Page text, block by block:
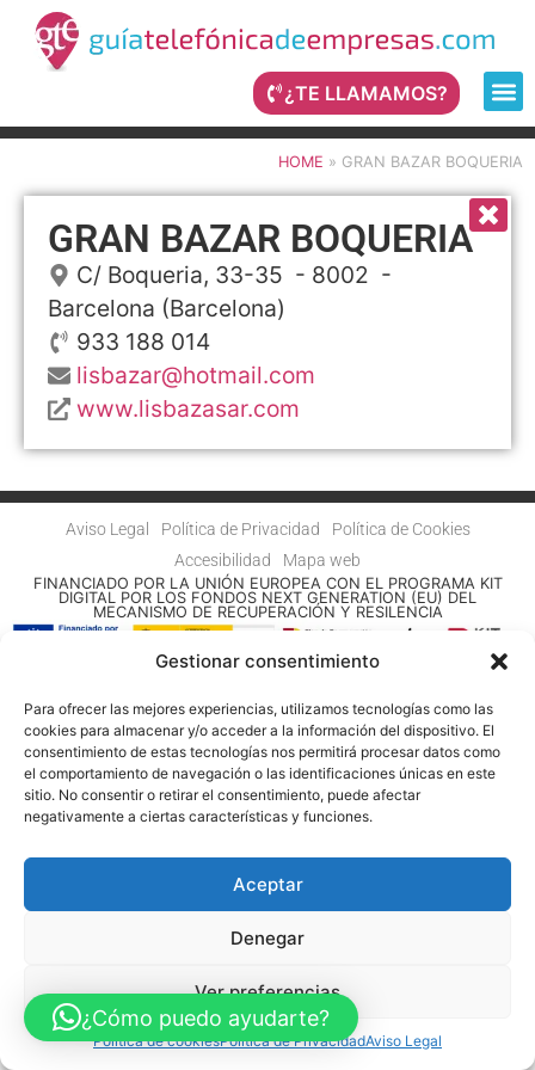
Gestionar consentimiento
Para ofrecer las mejores experiencias, utilizamos tecnologías como las
cookies para almacenar y/o acceder a la información del dispositivo. El
consentimiento de estas tecnologías nos permitirá procesar datos como
el comportamiento de navegación o las identificaciones únicas en este
sitio. No consentir o retirar el consentimiento, puede afectar
negativamente a ciertas características y funciones.
Aceptar
Denegar
Ver preferencias
Política de cookiesPolítica de PrivacidadAviso Legal
¿TE LLAMAMOS?
HOME » GRAN BAZAR BOQUERIA
GRAN BAZAR BOQUERIA
C/ Boqueria, 33-35 - 8002 -
Barcelona (Barcelona)
933 188 014
lisbazar@hotmail.com
www.lisbazasar.com
Aviso Legal Política de Privacidad
Política de Cookies
Accesibilidad
Mapa web
FINANCIADO POR LA UNIÓN EUROPEA CON EL PROGRAMA KIT
DIGITAL POR LOS FONDOS NEXT GENERATION (EU) DEL
MECANISMO DE RECUPERACIÓN Y RESILENCIA
© Guia Telefónica de Empresas – Todos los derechos reservados.
¿Cómo puedo ayudarte?